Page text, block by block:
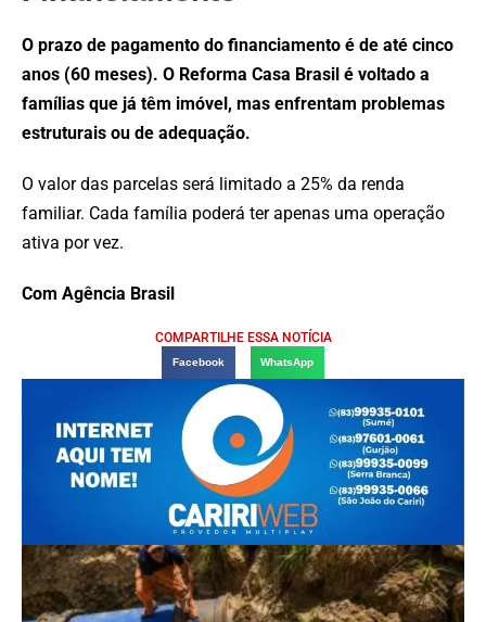
O prazo de pagamento do financiamento é de até cinco
anos (60 meses). O Reforma Casa Brasil é voltado a
famílias que já têm imóvel, mas enfrentam problemas
estruturais ou de adequação.
O valor das parcelas será limitado a 25% da renda
familiar. Cada família poderá ter apenas uma operação
ativa por vez.
Com Agência Brasil
COMPARTILHE ESSA NOTÍCIA
Facebook WhatsApp